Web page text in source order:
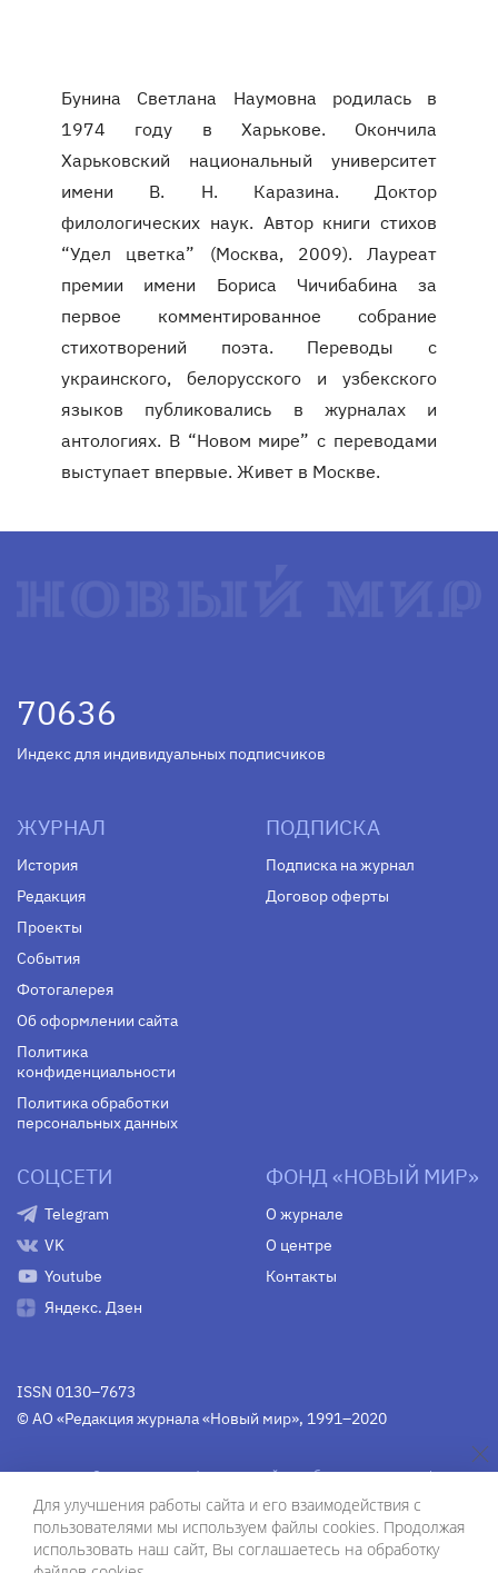
Бунина Светлана Наумовна родилась в
1974 году в Харькове. Окончила
Харьковский национальный университет
имени В. Н. Каразина. Доктор
филологических наук. Автор книги стихов
“Удел цветка” (Москва, 2009). Лауреат
премии имени Бориса Чичибабина за
первое комментированное собрание
стихотворений поэта. Переводы с
украинского, белорусского и узбекского
языков публиковались в журналах и
антологиях. В “Новом мире” с переводами
выступает впервые. Живет в Москве.
70636
Индекс для индивидуальных подписчиков
ЖУРНАЛ
История
Редакция
Проекты
События
Фотогалерея
Об оформлении сайта
Политика
конфиденциальности
Политика обработки
персональных данных
ПОДПИСКА
Подписка на журнал
Договор оферты
СОЦСЕТИ
Telegram
VK
Youtube
Яндекс. Дзен
ФОНД «НОВЫЙ МИР»
О журнале
О центре
Контакты
ISSN 0130–7673
© АО «Редакция журнала «Новый мир», 1991–2020
Свидетельство Федеральной службы по надзору в сфере
связи, информационных технологий и массовых
коммуникаций средства массовой информации
(Роскомнадзор)ПИ № Фс 77-75754 от 13 июня 2019 г.
Для улучшения работы сайта и его взаимодействия с
пользователями мы используем файлы cookies. Продолжая
использовать наш сайт, Вы соглашаетесь на обработку